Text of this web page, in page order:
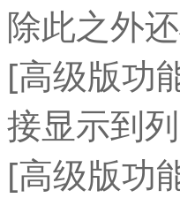
除此之外
[高级版功
接显示到
[高级版功